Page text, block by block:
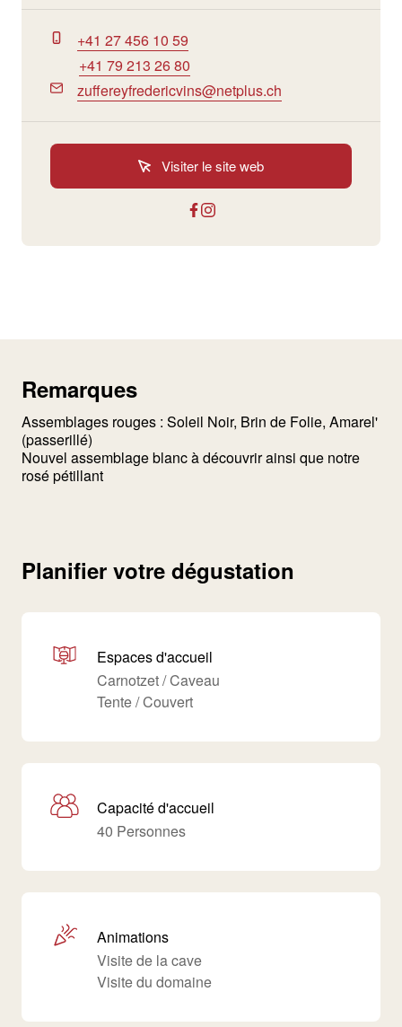
+41 27 456 10 59
+41 79 213 26 80
zuffereyfredericvins@netplus.ch
Visiter le site web
Remarques
Assemblages rouges : Soleil Noir, Brin de Folie, Amarel'
(passerillé)
Nouvel assemblage blanc à découvrir ainsi que notre
Planifier votre dégustation
Espaces d'accueil
Carnotzet / Caveau
Tente / Couvert
Capacité d'accueil
40 Personnes
Animations
Visite de la cave
Visite du domaine